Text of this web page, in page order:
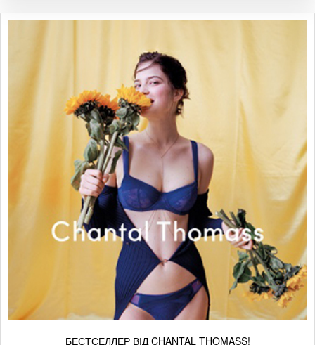
БЕСТСЕЛЛЕР ВІД CHANTAL THOMASS!